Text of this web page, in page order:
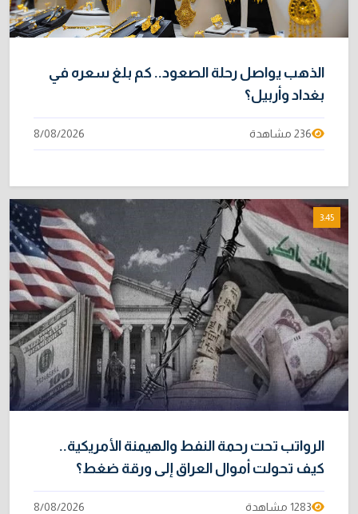
الذهب يواصل رحلة الصعود.. كم بلغ سعره في
بغداد وأربيل؟
236 مشاهدة 8/08/2026
3:45
الرواتب تحت رحمة النفط والهيمنة الأمريكية..
كيف تحولت أموال العراق إلى ورقة ضغط؟
1283 مشاهدة 8/08/2026